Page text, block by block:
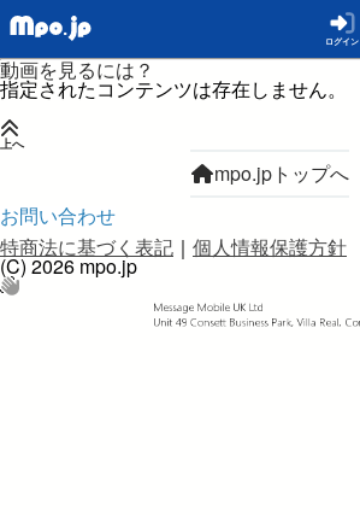
ログイン
動画を見るには？
指定されたコンテンツは存在しません。
上へ
mpo.jpトップへ
お問い合わせ
特商法に基づく表記 ｜ 個人情報保護方針
(C) 2026 mpo.jp